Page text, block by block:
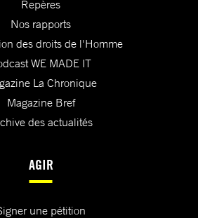
Repères
Nos rapports
des droits de l'Homme
WE MADE IT
La Chronique
Magazine Bref
des actualités
AGIR
une pétition